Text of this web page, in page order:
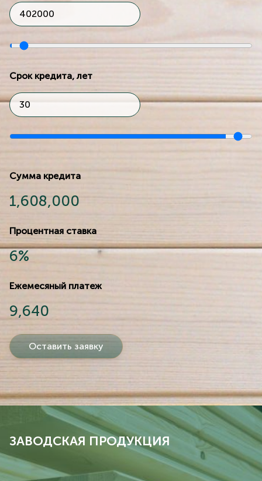
Срок кредита, лет
Сумма кредита
1,608,000
Процентная ставка
6%
Ежемесяный платеж
9,640
Оставить заявку
ЗАВОДСКАЯ ПРОДУКЦИЯ